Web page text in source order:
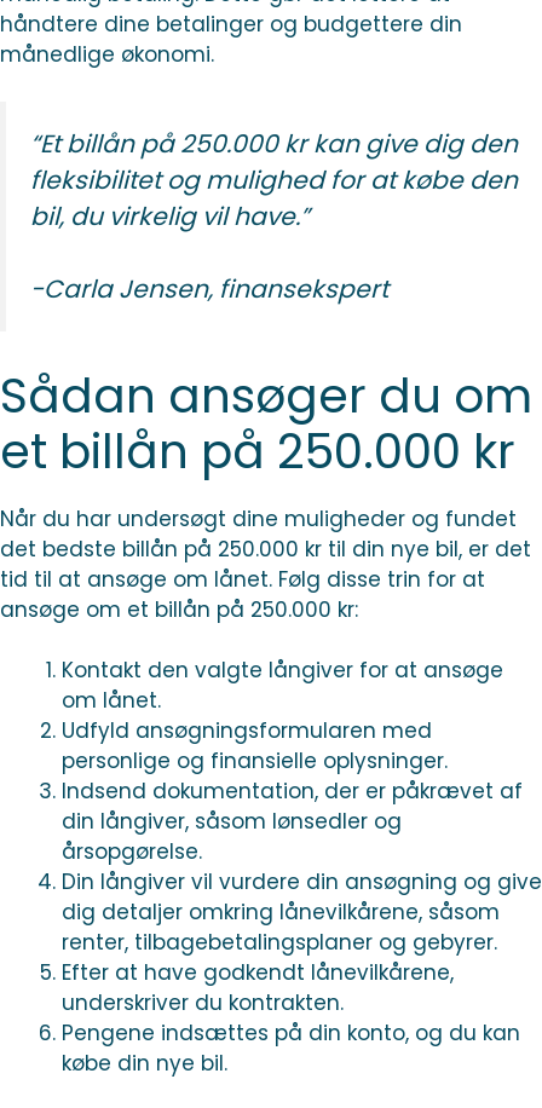
håndtere dine betalinger og budgettere din
månedlige økonomi.
“Et billån på 250.000 kr kan give dig den
fleksibilitet og mulighed for at købe den
bil, du virkelig vil have.”
-Carla Jensen, finansekspert
Sådan ansøger du om
et billån på 250.000 kr
Når du har undersøgt dine muligheder og fundet
det bedste billån på 250.000 kr til din nye bil, er det
tid til at ansøge om lånet. Følg disse trin for at
ansøge om et billån på 250.000 kr:
Kontakt den valgte långiver for at ansøge
om lånet.
Udfyld ansøgningsformularen med
personlige og finansielle oplysninger.
Indsend dokumentation, der er påkrævet af
din långiver, såsom lønsedler og
årsopgørelse.
Din långiver vil vurdere din ansøgning og give
dig detaljer omkring lånevilkårene, såsom
renter, tilbagebetalingsplaner og gebyrer.
Efter at have godkendt lånevilkårene,
underskriver du kontrakten.
Pengene indsættes på din konto, og du kan
købe din nye bil.